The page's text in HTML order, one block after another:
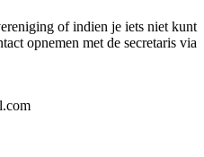
of indien je iets niet kunt
opnemen met de secretaris via